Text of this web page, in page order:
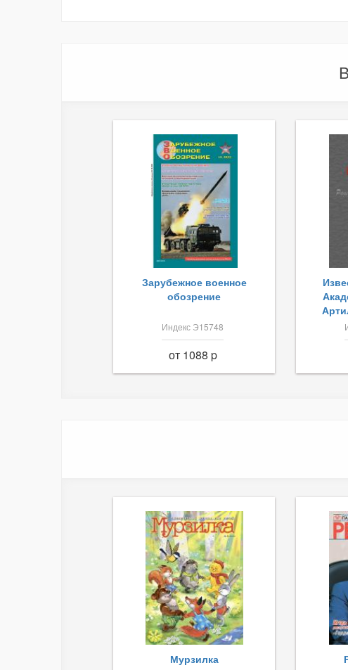
Зарубежное военное
обозрение
Индекс Э15748
от 1088 p
Мурзилка